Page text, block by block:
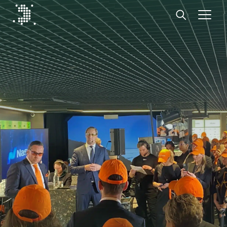
Hoppa till innehåll
Diplomat Communications
Start
Vår expertis
Insikter
Medarbetare
Om oss
Kontakt